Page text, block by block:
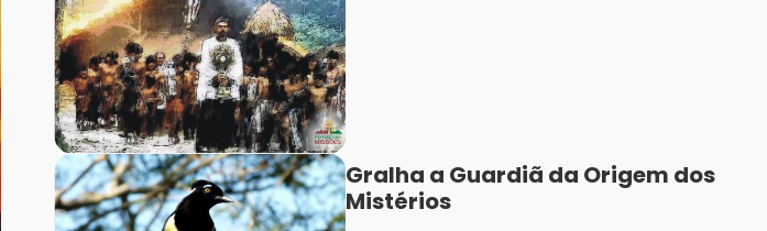
Gralha a Guardiã da Origem dos
Mistérios